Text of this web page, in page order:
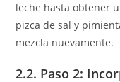
leche hasta obtener
pizca de sal y
mezcla nuevamente.
2.2. Paso 2: